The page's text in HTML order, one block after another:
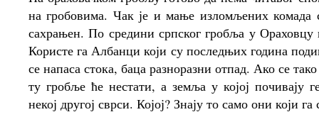
на гробовима. Чак је и мање изломљених
сахрањен. По средини српског гробља у
Користе га Албанци који су последњих година
се напаса стока, баца разноразни отпад. Ако се
ту гробље ће нестати, а земља у којој почивају
некој другој сврси. Којој? Знају то само они који